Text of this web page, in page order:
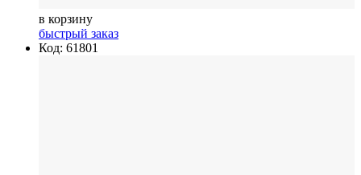
в корзину
быстрый заказ
Код: 61801